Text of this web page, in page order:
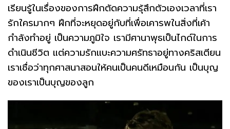
เรียนรู้ในเรื่องของการฝึกตัดความรุ้สึกตัวเองเวลาที่เรา
รักใครมากๆ ฝึกที่จะหยุดอยู่กับที่เพื่อเคารพในสิ่งที่เค้า
กำลังทำอยู่ เป็นความภูมิใจ เรามีศานาพุธเป็นไกด์ในการ
ดำเนินชีวิต แต่ความรักแบะความศรัทธาอยู่ทางคริสเตียน
เราเชื่อว่าทุกศาสนาสอนให้คนเป็นคนดีเหมือนกัน เป็นบุญ
ของเราเป็นบุญของลูก